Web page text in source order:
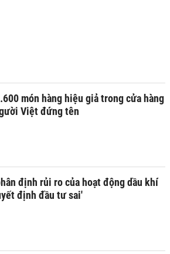
món hàng hiệu giả trong cửa hàng
Việt đứng tên
định rủi ro của hoạt động dầu khí
định đầu tư sai'